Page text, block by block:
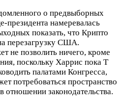
о предвыборных
президента намеревалась
показать, что Криптo
перезагрузку США.
не позволить ничего, кроме
поскольку Харрис пока T
палатами Конгресса,
потребоваться пространство
отношении законодательства.